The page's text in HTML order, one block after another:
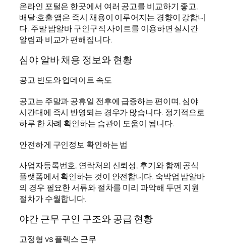
온라인 포털은 한곳에서 여러 공고를 비교하기 좋고,
배달·호출 앱은 즉시 채용이 이루어지는 경향이 강합니
다. 주말 밤알바 구인구직 사이트를 이용하면 실시간
알림과 비교가 편해집니다.
심야 알바 채용 정보와 현황
공고 빈도와 업데이트 속도
공고는 주말과 공휴일 전후에 급증하는 편이며, 심야
시간대에 즉시 반영되는 경우가 많습니다. 정기적으로
하루 한 차례 확인하는 습관이 도움이 됩니다.
안전하게 구인정보 확인하는 법
사업자등록번호, 연락처의 신뢰성, 후기와 함께 공식
플랫폼에서 확인하는 것이 안전합니다. 숙박업 밤알바
의 경우 필요한 서류와 절차를 미리 파악해 두면 지원
절차가 수월합니다.
야간 근무 구인 구조와 공급 현황
고정형 vs 플렉스 근무